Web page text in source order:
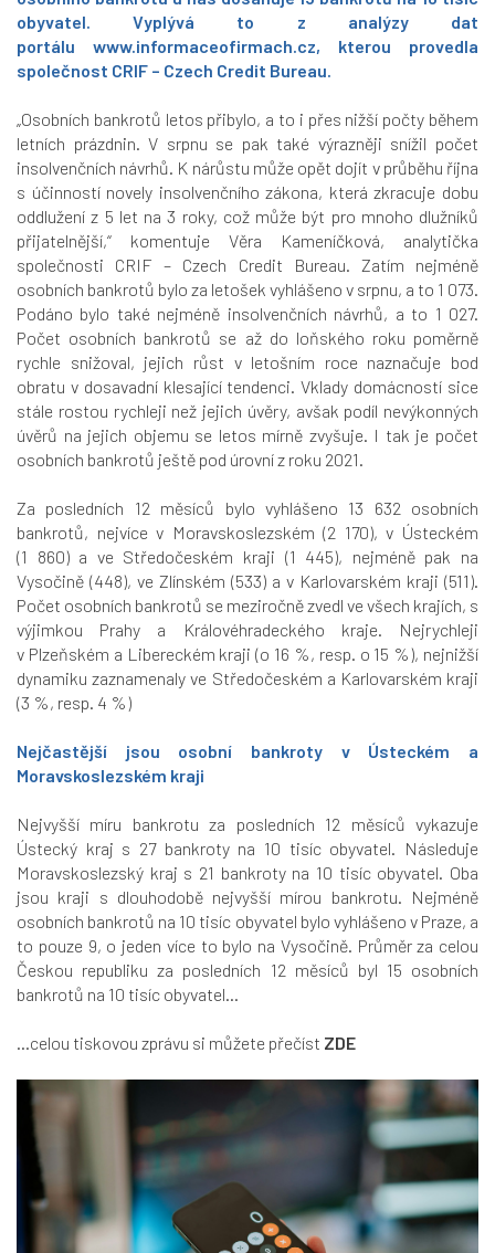
obyvatel. Vyplývá to z analýzy dat
portálu www.informaceofirmach.cz, kterou provedla
společnost CRIF – Czech Credit Bureau.
„Osobních bankrotů letos přibylo, a to i přes nižší počty během
letních prázdnin. V srpnu se pak také výrazněji snížil počet
insolvenčních návrhů. K nárůstu může opět dojít v průběhu října
s účinností novely insolvenčního zákona, která zkracuje dobu
oddlužení z 5 let na 3 roky, což může být pro mnoho dlužníků
přijatelnější,“ komentuje Věra Kameníčková, analytička
společnosti CRIF – Czech Credit Bureau. Zatím nejméně
osobních bankrotů bylo za letošek vyhlášeno v srpnu, a to 1 073.
Podáno bylo také nejméně insolvenčních návrhů, a to 1 027.
Počet osobních bankrotů se až do loňského roku poměrně
rychle snižoval, jejich růst v letošním roce naznačuje bod
obratu v dosavadní klesající tendenci. Vklady domácností sice
stále rostou rychleji než jejich úvěry, avšak podíl nevýkonných
úvěrů na jejich objemu se letos mírně zvyšuje. I tak je počet
osobních bankrotů ještě pod úrovní z roku 2021.
Za posledních 12 měsíců bylo vyhlášeno 13 632 osobních
bankrotů, nejvíce v Moravskoslezském (2 170), v Ústeckém
(1 860) a ve Středočeském kraji (1 445), nejméně pak na
Vysočině (448), ve Zlínském (533) a v Karlovarském kraji (511).
Počet osobních bankrotů se meziročně zvedl ve všech krajích, s
výjimkou Prahy a Královéhradeckého kraje. Nejrychleji
v Plzeňském a Libereckém kraji (o 16 %, resp. o 15 %), nejnižší
dynamiku zaznamenaly ve Středočeském a Karlovarském kraji
(3 %, resp. 4 %)
Nejčastější jsou osobní bankroty v Ústeckém a
Moravskoslezském kraji
Nejvyšší míru bankrotu za posledních 12 měsíců vykazuje
Ústecký kraj s 27 bankroty na 10 tisíc obyvatel. Následuje
Moravskoslezský kraj s 21 bankroty na 10 tisíc obyvatel. Oba
jsou kraji s dlouhodobě nejvyšší mírou bankrotu. Nejméně
osobních bankrotů na 10 tisíc obyvatel bylo vyhlášeno v Praze, a
to pouze 9, o jeden více to bylo na Vysočině. Průměr za celou
Českou republiku za posledních 12 měsíců byl 15 osobních
bankrotů na 10 tisíc obyvatel...
...celou tiskovou zprávu si můžete přečíst ZDE